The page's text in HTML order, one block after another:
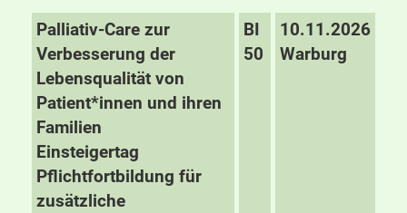
Palliativ-Care zur
Verbesserung der
Lebensqualität von
Patient*innen und ihren
Familien
Einsteigertag
Pflichtfortbildung für
zusätzliche
BI
50
10.11.2026
Warburg